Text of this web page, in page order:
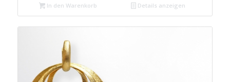
€ 39,99
€ 29,99.
In den Warenkorb Details anzeigen